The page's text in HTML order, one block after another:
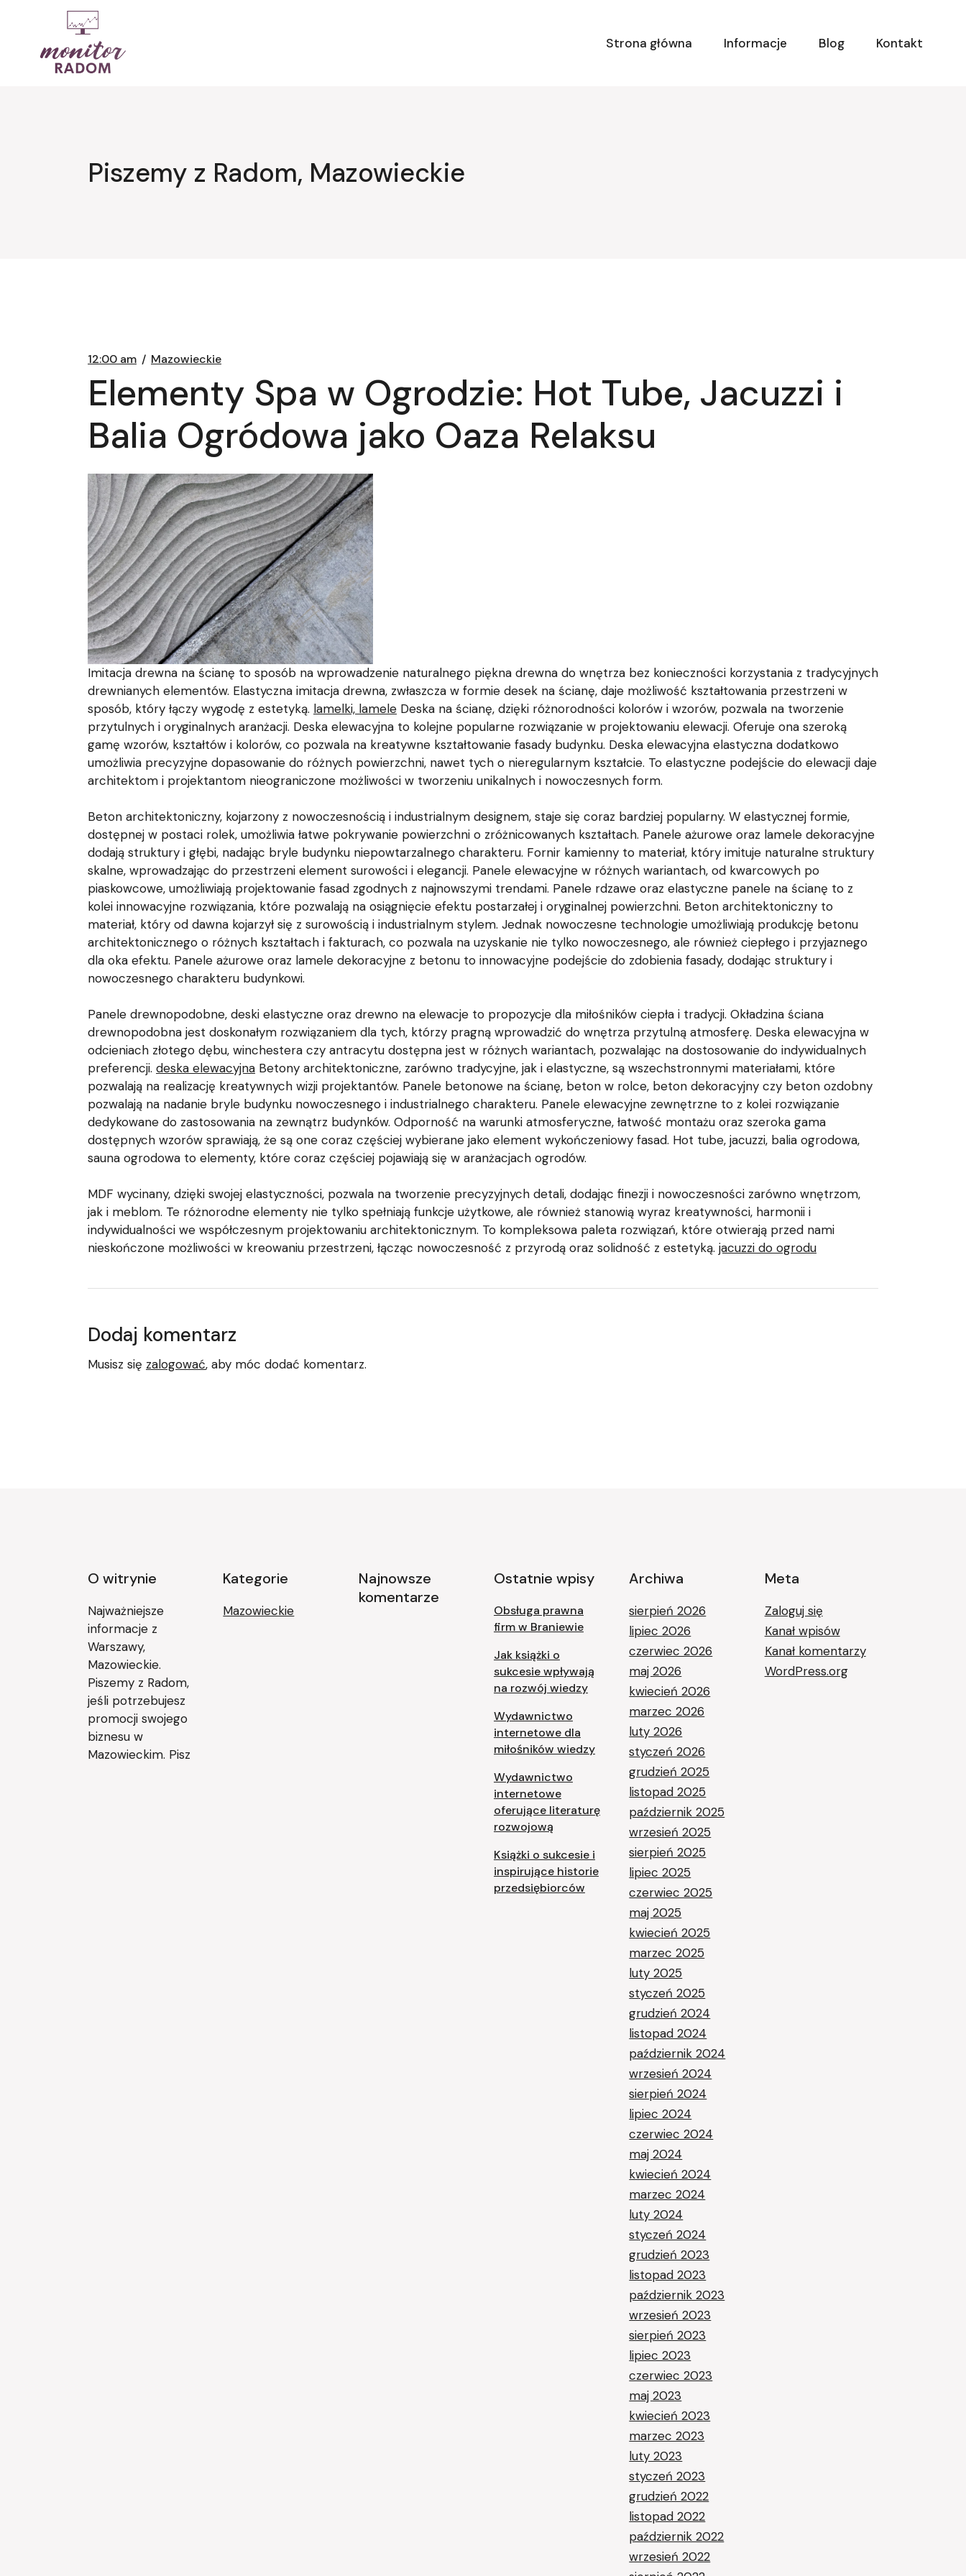
Strona główna
Informacje Blog Kontakt
Piszemy z Radom, Mazowieckie
12:00 am Mazowieckie
Elementy Spa w Ogrodzie: Hot Tube, Jacuzzi i
Balia Ogródowa jako Oaza Relaksu
Imitacja drewna na ścianę to sposób na wprowadzenie naturalnego piękna drewna do wnętrza bez konieczności korzystania z tradycyjnych
drewnianych elementów. Elastyczna imitacja drewna, zwłaszcza w formie desek na ścianę, daje możliwość kształtowania przestrzeni w
sposób, który łączy wygodę z estetyką. lamelki, lamele Deska na ścianę, dzięki różnorodności kolorów i wzorów, pozwala na tworzenie
przytulnych i oryginalnych aranżacji. Deska elewacyjna to kolejne popularne rozwiązanie w projektowaniu elewacji. Oferuje ona szeroką
gamę wzorów, kształtów i kolorów, co pozwala na kreatywne kształtowanie fasady budynku. Deska elewacyjna elastyczna dodatkowo
umożliwia precyzyjne dopasowanie do różnych powierzchni, nawet tych o nieregularnym kształcie. To elastyczne podejście do elewacji daje
architektom i projektantom nieograniczone możliwości w tworzeniu unikalnych i nowoczesnych form.
Beton architektoniczny, kojarzony z nowoczesnością i industrialnym designem, staje się coraz bardziej popularny. W elastycznej formie,
dostępnej w postaci rolek, umożliwia łatwe pokrywanie powierzchni o zróżnicowanych kształtach. Panele ażurowe oraz lamele dekoracyjne
dodają struktury i głębi, nadając bryle budynku niepowtarzalnego charakteru. Fornir kamienny to materiał, który imituje naturalne struktury
skalne, wprowadzając do przestrzeni element surowości i elegancji. Panele elewacyjne w różnych wariantach, od kwarcowych po
piaskowcowe, umożliwiają projektowanie fasad zgodnych z najnowszymi trendami. Panele rdzawe oraz elastyczne panele na ścianę to z
kolei innowacyjne rozwiązania, które pozwalają na osiągnięcie efektu postarzałej i oryginalnej powierzchni. Beton architektoniczny to
materiał, który od dawna kojarzył się z surowością i industrialnym stylem. Jednak nowoczesne technologie umożliwiają produkcję betonu
architektonicznego o różnych kształtach i fakturach, co pozwala na uzyskanie nie tylko nowoczesnego, ale również ciepłego i przyjaznego
dla oka efektu. Panele ażurowe oraz lamele dekoracyjne z betonu to innowacyjne podejście do zdobienia fasady, dodając struktury i
nowoczesnego charakteru budynkowi.
Panele drewnopodobne, deski elastyczne oraz drewno na elewacje to propozycje dla miłośników ciepła i tradycji. Okładzina ściana
drewnopodobna jest doskonałym rozwiązaniem dla tych, którzy pragną wprowadzić do wnętrza przytulną atmosferę. Deska elewacyjna w
odcieniach złotego dębu, winchestera czy antracytu dostępna jest w różnych wariantach, pozwalając na dostosowanie do indywidualnych
preferencji. deska elewacyjna Betony architektoniczne, zarówno tradycyjne, jak i elastyczne, są wszechstronnymi materiałami, które
pozwalają na realizację kreatywnych wizji projektantów. Panele betonowe na ścianę, beton w rolce, beton dekoracyjny czy beton ozdobny
pozwalają na nadanie bryle budynku nowoczesnego i industrialnego charakteru. Panele elewacyjne zewnętrzne to z kolei rozwiązanie
dedykowane do zastosowania na zewnątrz budynków. Odporność na warunki atmosferyczne, łatwość montażu oraz szeroka gama
dostępnych wzorów sprawiają, że są one coraz częściej wybierane jako element wykończeniowy fasad. Hot tube, jacuzzi, balia ogrodowa,
sauna ogrodowa to elementy, które coraz częściej pojawiają się w aranżacjach ogrodów.
MDF wycinany, dzięki swojej elastyczności, pozwala na tworzenie precyzyjnych detali, dodając finezji i nowoczesności zarówno wnętrzom,
jak i meblom. Te różnorodne elementy nie tylko spełniają funkcje użytkowe, ale również stanowią wyraz kreatywności, harmonii i
indywidualności we współczesnym projektowaniu architektonicznym. To kompleksowa paleta rozwiązań, które otwierają przed nami
nieskończone możliwości w kreowaniu przestrzeni, łącząc nowoczesność z przyrodą oraz solidność z estetyką. jacuzzi do ogrodu
Dodaj komentarz
Musisz się zalogować, aby móc dodać komentarz.
O witrynie
Najważniejsze
informacje z
Warszawy,
Mazowieckie.
Piszemy z Radom,
jeśli potrzebujesz
promocji swojego
biznesu w
Mazowieckim. Pisz
Kategorie
Mazowieckie
Najnowsze
komentarze
Ostatnie wpisy
Obsługa prawna
firm w Braniewie
Jak książki o
sukcesie wpływają
na rozwój wiedzy
Wydawnictwo
internetowe dla
miłośników wiedzy
Wydawnictwo
internetowe
oferujące literaturę
rozwojową
Książki o sukcesie i
inspirujące historie
przedsiębiorców
Archiwa
sierpień 2026
lipiec 2026
czerwiec 2026
maj 2026
kwiecień 2026
marzec 2026
luty 2026
styczeń 2026
grudzień 2025
listopad 2025
październik 2025
wrzesień 2025
sierpień 2025
lipiec 2025
czerwiec 2025
maj 2025
kwiecień 2025
marzec 2025
luty 2025
styczeń 2025
grudzień 2024
listopad 2024
październik 2024
wrzesień 2024
sierpień 2024
lipiec 2024
czerwiec 2024
maj 2024
kwiecień 2024
marzec 2024
luty 2024
styczeń 2024
grudzień 2023
listopad 2023
październik 2023
wrzesień 2023
sierpień 2023
lipiec 2023
czerwiec 2023
maj 2023
kwiecień 2023
marzec 2023
luty 2023
styczeń 2023
grudzień 2022
listopad 2022
październik 2022
wrzesień 2022
Meta
Zaloguj się
Kanał wpisów
Kanał komentarzy
WordPress.org